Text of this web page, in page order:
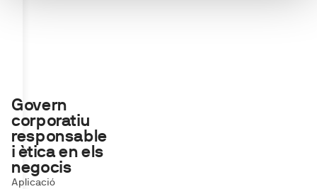
Govern
corporatiu
responsable
i ètica en els
negocis
Aplicació